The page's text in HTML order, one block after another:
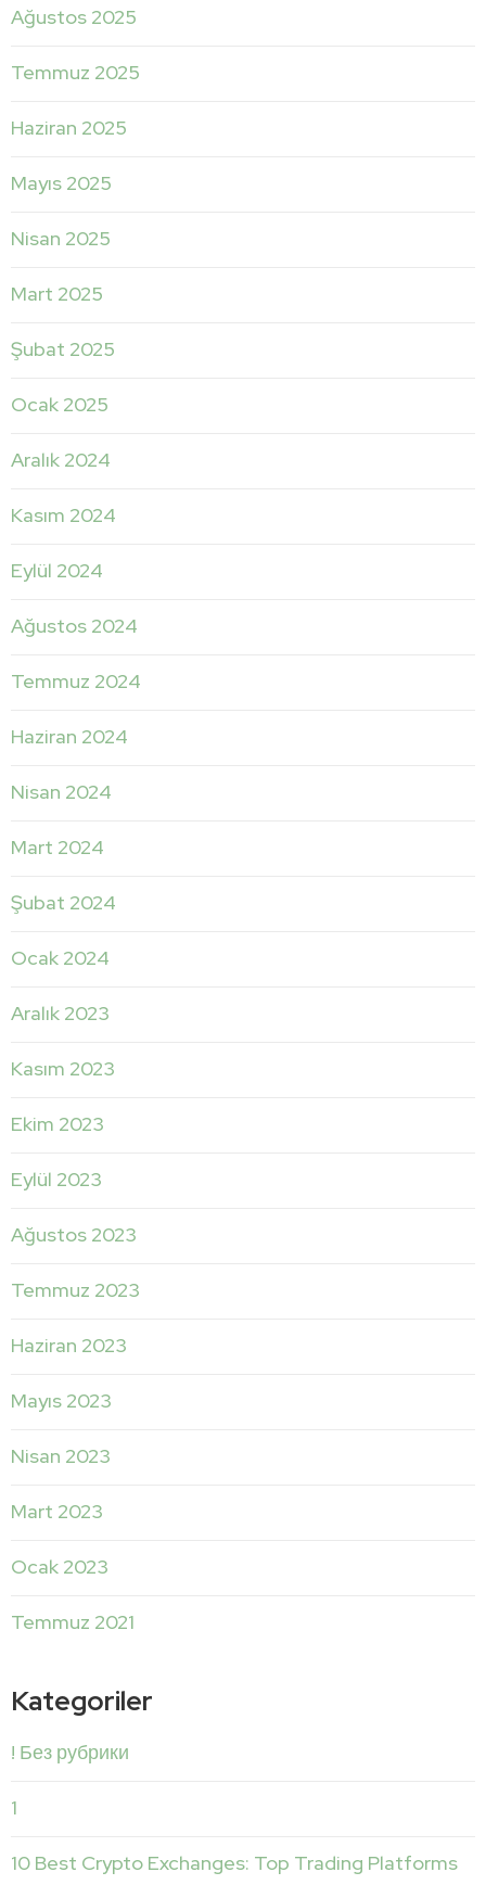
Ağustos 2025
Temmuz 2025
Haziran 2025
Mayıs 2025
Nisan 2025
Mart 2025
Şubat 2025
Ocak 2025
Aralık 2024
Kasım 2024
Eylül 2024
Ağustos 2024
Temmuz 2024
Haziran 2024
Nisan 2024
Mart 2024
Şubat 2024
Ocak 2024
Aralık 2023
Kasım 2023
Ekim 2023
Eylül 2023
Ağustos 2023
Temmuz 2023
Haziran 2023
Mayıs 2023
Nisan 2023
Mart 2023
Ocak 2023
Temmuz 2021
Kategoriler
! Без рубрики
1
10 Best Crypto Exchanges: Top Trading Platforms